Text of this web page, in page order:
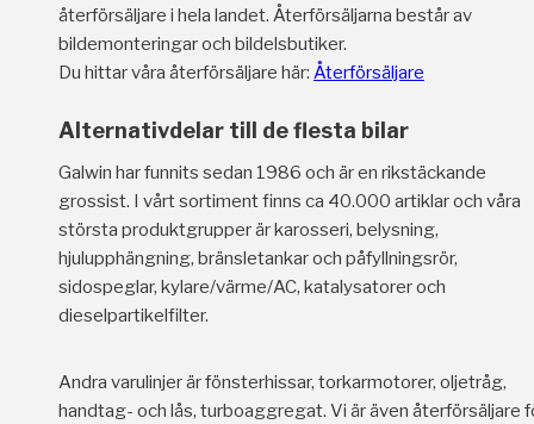
återförsäljare i hela landet. Återförsäljarna består av
bildemonteringar och bildelsbutiker.
Du hittar våra återförsäljare här: Återförsäljare
Alternativdelar till de flesta bilar
Galwin har funnits sedan 1986 och är en rikstäckande
grossist. I vårt sortiment finns ca 40.000 artiklar och våra
största produktgrupper är karosseri, belysning,
hjulupphängning, bränsletankar och påfyllningsrör,
sidospeglar, kylare/värme/AC, katalysatorer och
dieselpartikelfilter.
Andra varulinjer är fönsterhissar, torkarmotorer, oljetråg,
handtag- och lås, turboaggregat. Vi är även återförsäljare